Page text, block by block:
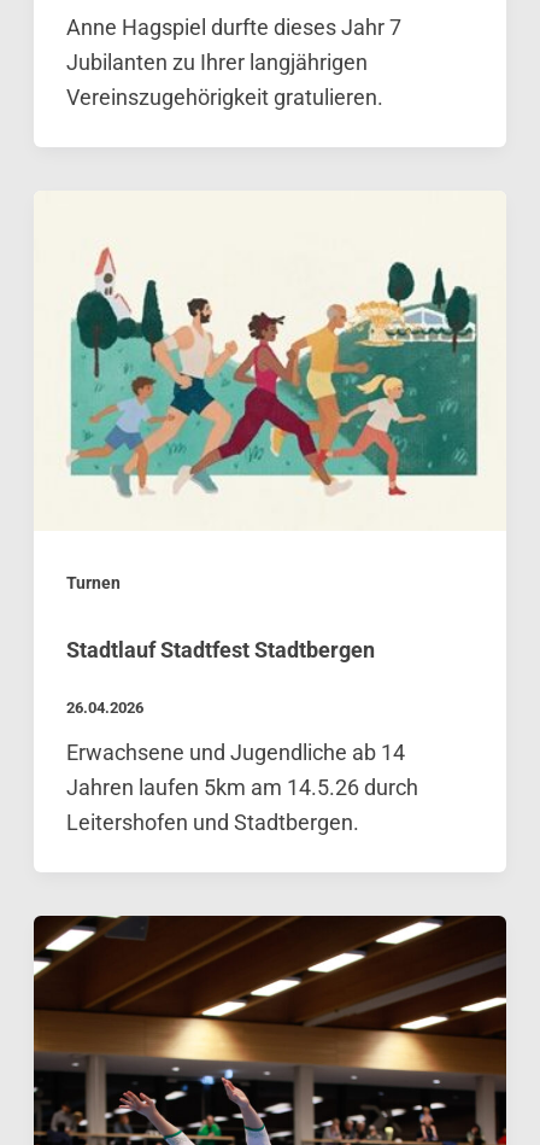
Anne Hagspiel durfte dieses Jahr 7
Jubilanten zu Ihrer langjährigen
Vereinszugehörigkeit gratulieren.
Turnen
Stadtlauf Stadtfest Stadtbergen
26.04.2026
Erwachsene und Jugendliche ab 14
Jahren laufen 5km am 14.5.26 durch
Leitershofen und Stadtbergen.